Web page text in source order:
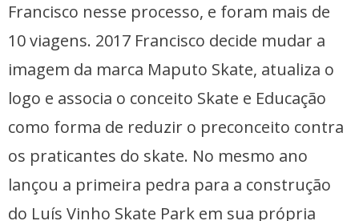
Francisco nesse processo, e foram mais de
10 viagens. 2017 Francisco decide mudar a
imagem da marca Maputo Skate, atualiza o
logo e associa o conceito Skate e Educação
como forma de reduzir o preconceito contra
os praticantes do skate. No mesmo ano
lançou a primeira pedra para a construção
do Luís Vinho Skate Park em sua própria